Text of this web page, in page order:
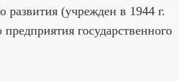
(учрежден в 1944 г.
предприятия государственного